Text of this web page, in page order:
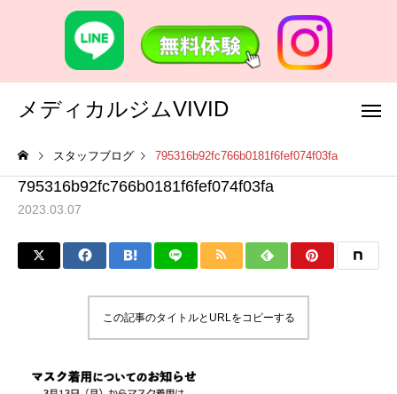
メディカルジムVIVID
スタッフブログ 795316b92fc766b0181f6fef074f03fa
795316b92fc766b0181f6fef074f03fa
2023.03.07
この記事のタイトルとURLをコピーする